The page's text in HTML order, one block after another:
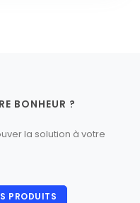
BONHEUR ?
la solution à votre
PRODUITS